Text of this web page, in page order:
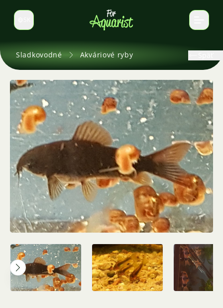
Prepnúť jazyk
Sladkovodné Akváriové ryby